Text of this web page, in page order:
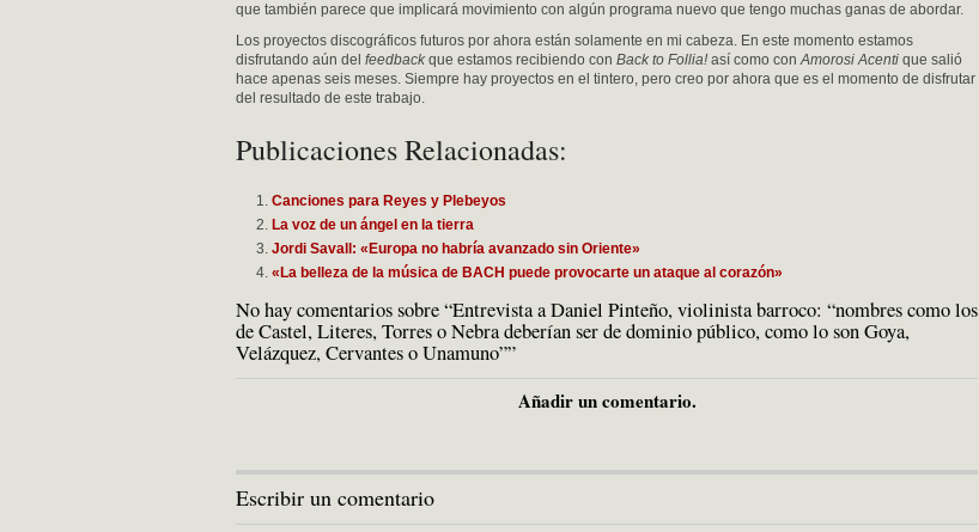
que también parece que implicará movimiento con algún programa nuevo que tengo muchas ganas de abordar.
Los proyectos discográficos futuros por ahora están solamente en mi cabeza. En este momento estamos
disfrutando aún del feedback que estamos recibiendo con Back to Follia! así como conAmorosi Acenti que salió
hace apenas seis meses. Siempre hay proyectos en el tintero, pero creo por ahora que es el momento de disfrutar
del resultado de este trabajo.
Publicaciones Relacionadas:
Canciones para Reyes y Plebeyos
La voz de un ángel en la tierra
Jordi Savall: «Europa no habría avanzado sin Oriente»
«La belleza de la música de BACH puede provocarte un ataque al corazón»
No hay comentarios sobre “Entrevista a Daniel Pinteño, violinista barroco: “nombres como los
de Castel, Literes, Torres o Nebra deberían ser de dominio público, como lo son Goya,
Velázquez, Cervantes o Unamuno””
Añadir un comentario.
Escribir un comentario